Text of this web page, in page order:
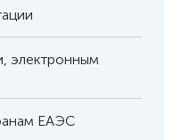
электронным
ЕАЭС